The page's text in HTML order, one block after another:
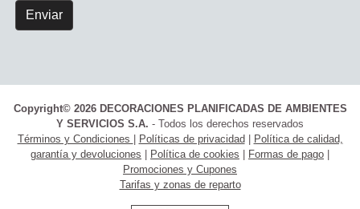
Enviar
Copyright© 2026 DECORACIONES PLANIFICADAS DE AMBIENTES
Y SERVICIOS S.A. - Todos los derechos reservados
Términos y Condiciones
Políticas de privacidad
Política de calidad,
garantía y devoluciones
Política de cookies Formas de pago
Promociones y Cupones
Tarifas y zonas de reparto